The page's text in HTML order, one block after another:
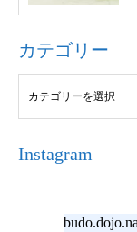
カテゴリー
Instagram